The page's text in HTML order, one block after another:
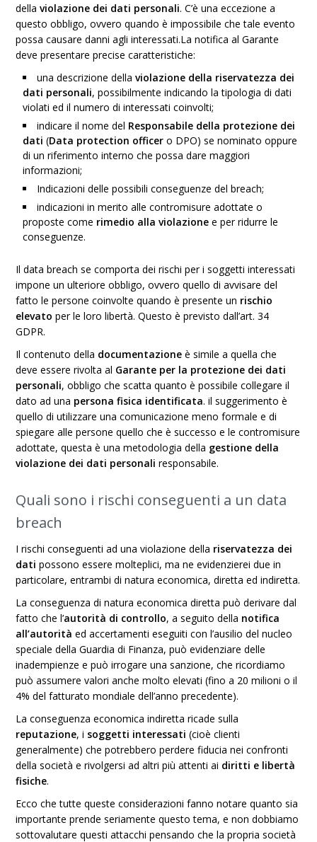
dellaviolazione dei dati personali. C’è una eccezione a
questo obbligo, ovvero quando è impossibile che tale evento
possa causare danni agli interessati.La notifica al Garante
deve presentare precise caratteristiche:
una descrizione dellaviolazione della riservatezza dei
dati personali, possibilmente indicando la tipologia di dati
violati ed il numero di interessati coinvolti;
indicare il nome del Responsabile della protezione dei
dati (Data protection officer o DPO) se nominato oppure
di un riferimento interno che possa dare maggiori
informazioni;
Indicazioni delle possibili conseguenze del breach;
indicazioni in merito alle contromisure adottate o
proposte come rimedio alla violazione e per ridurre le
conseguenze.
Il data breach se comporta dei rischi per i soggetti interessati
impone un ulteriore obbligo, ovvero quello di avvisare del
fatto le persone coinvolte quando è presente un rischio
elevato per le loro libertà. Questo è previsto dall’art. 34
GDPR.
Il contenuto della documentazione è simile a quella che
deve essere rivolta al Garante per la protezione dei dati
personali, obbligo che scatta quanto è possibile collegare il
dato ad una persona fisica identificata. il suggerimento è
quello di utilizzare una comunicazione meno formale e di
spiegare alle persone quello che è successo e le contromisure
adottate, questa è una metodologia della gestione della
violazione dei dati personali responsabile.
Quali sono i rischi conseguenti a un data
breach
I rischi conseguenti ad una violazione della riservatezza dei
dati possono essere molteplici, ma ne evidenzierei due in
particolare, entrambi di natura economica, diretta ed indiretta.
La conseguenza di natura economica diretta può derivare dal
fatto che l’autorità di controllo, a seguito della notifica
all’autorità ed accertamenti eseguiti con l’ausilio del nucleo
speciale della Guardia di Finanza, può evidenziare delle
inadempienze e può irrogare una sanzione, che ricordiamo
può assumere valori anche molto elevati (fino a 20 milioni o il
4% del fatturato mondiale dell’anno precedente).
La conseguenza economica indiretta ricade sulla
reputazione, i soggetti interessati (cioè clienti
generalmente) che potrebbero perdere fiducia nei confronti
della società e rivolgersi ad altri più attenti ai diritti e libertà
fisiche.
Ecco che tutte queste considerazioni fanno notare quanto sia
importante prende seriamente questo tema, e non dobbiamo
sottovalutare questi attacchi pensando che la propria società